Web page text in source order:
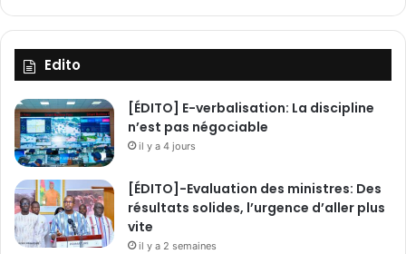
Edito
[ÉDITO] E-verbalisation: La discipline
n’est pas négociable
il y a 4 jours
[ÉDITO]-Evaluation des ministres: Des
résultats solides, l’urgence d’aller plus
vite
il y a 2 semaines